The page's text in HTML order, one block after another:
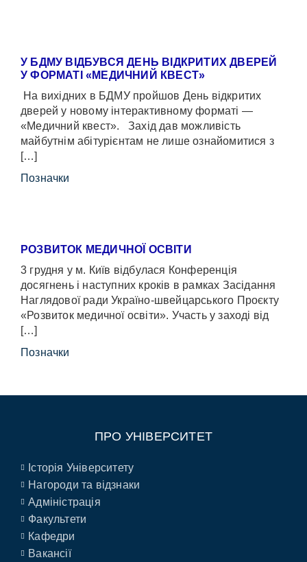
У БДМУ ВІДБУВСЯ ДЕНЬ ВІДКРИТИХ ДВЕРЕЙ
У ФОРМАТІ «МЕДИЧНИЙ КВЕСТ»
На вихідних в БДМУ пройшов День відкритих
дверей у новому інтерактивному форматі —
«Медичний квест». Захід дав можливість
майбутнім абітурієнтам не лише ознайомитися з
[…]
Позначки
РОЗВИТОК МЕДИЧНОЇ ОСВІТИ
3 грудня у м. Київ відбулася Конференція
досягнень і наступних кроків в рамках Засідання
Наглядової ради Україно-швейцарського Проєкту
«Розвиток медичної освіти». Участь у заході від
[…]
Позначки
ПРО УНІВЕРСИТЕТ
Історія Університету
Нагороди та відзнаки
Адміністрація
Факультети
Кафедри
Вакансії